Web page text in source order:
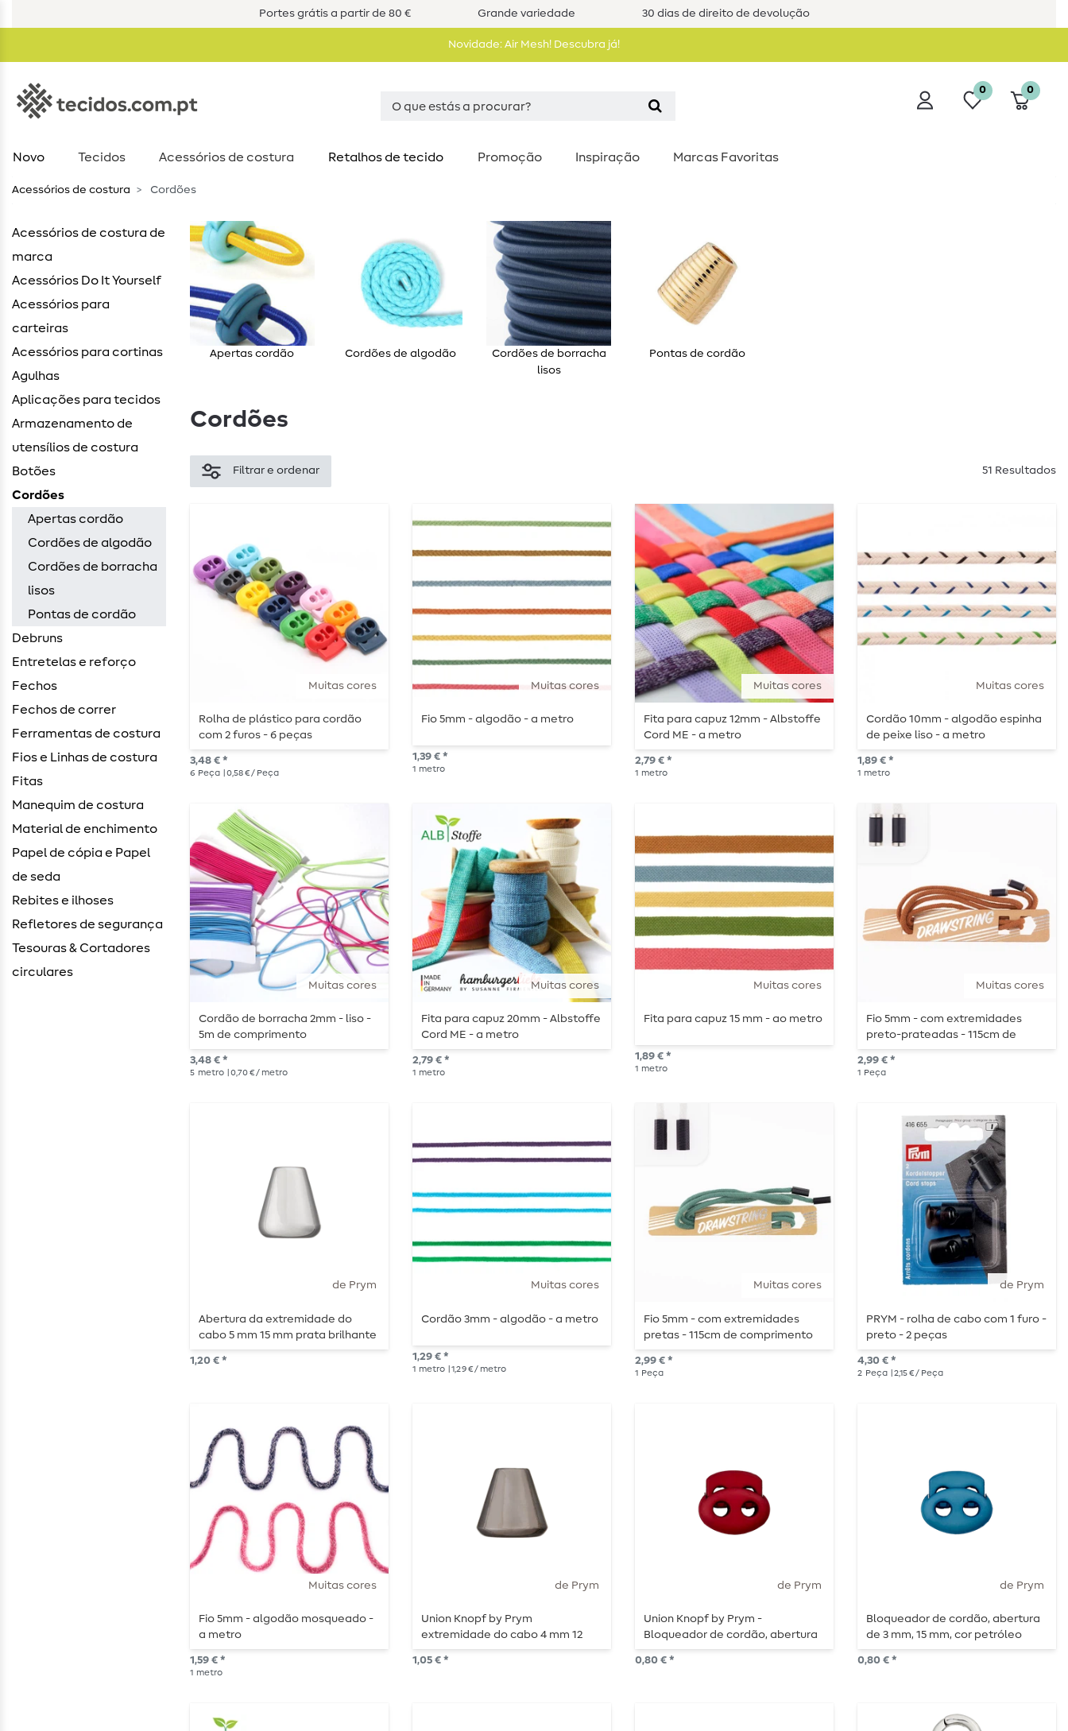
Portes grátis a partir de 80 € Grande variedade 30 dias de direito de devolução
Novidade: Air Mesh! Descubra já!
0 0
Novo Tecidos Acessórios de costura​ Retalhos de tecido Promoção Inspiração Marcas Favoritas
Acessórios de costura​ Cordões
Acessórios de costura de
marca
Acessórios Do It Yourself
Acessórios para
carteiras
Acessórios para cortinas
Agulhas
Aplicações para tecidos
Armazenamento de
utensílios de costura
Botões
Cordões
Apertas cordão
Cordões de algodão
Cordões de borracha
lisos
Pontas de cordão
Debruns
Entretelas e reforço
Fechos
Fechos de correr
Ferramentas de costura
Fios e Linhas de costura
Fitas
Manequim de costura
Material de enchimento
Papel de cópia e Papel
de seda
Rebites e ilhoses
Refletores de segurança
Tesouras & Cortadores
circulares
Apertas cordão Cordões de algodão
Cordões de borracha
lisos
Pontas de cordão
Cordões
Filtrar e ordenar 51 Resultados
Muitas cores
Rolha de plástico para cordão
com 2 furos - 6 peças
3,48 € *
6 Peça | 0,58 € / Peça
Muitas cores
Fio 5mm - algodão - a metro
1,39 € *
1 metro
Muitas cores
Fita para capuz 12mm - Albstoffe
Cord ME - a metro
2,79 € *
1 metro
Muitas cores
Cordão 10mm - algodão espinha
de peixe liso - a metro
1,89 € *
1 metro
Muitas cores
Cordão de borracha 2mm - liso -
5m de comprimento
3,48 € *
5 metro | 0,70 € / metro
Muitas cores
Fita para capuz 20mm - Albstoffe
Cord ME - a metro
2,79 € *
1 metro
Muitas cores
Fita para capuz 15 mm - ao metro
1,89 € *
1 metro
Muitas cores
Fio 5mm - com extremidades
preto-prateadas - 115cm de
comprimento
2,99 € *
1 Peça
de Prym
Abertura da extremidade do
cabo 5 mm 15 mm prata brilhante
1,20 € *
Muitas cores
Cordão 3mm - algodão - a metro
1,29 € *
1 metro | 1,29 € / metro
Muitas cores
Fio 5mm - com extremidades
pretas - 115cm de comprimento
2,99 € *
1 Peça
de Prym
PRYM - rolha de cabo com 1 furo -
preto - 2 peças
4,30 € *
2 Peça | 2,15 € / Peça
Muitas cores
Fio 5mm - algodão mosqueado -
a metro
1,59 € *
1 metro
de Prym
Union Knopf by Prym
extremidade do cabo 4 mm 12
mm aço brilhante
1,05 € *
de Prym
Union Knopf by Prym -
Bloqueador de cordão, abertura
de 3 mm, 15 mm, bordô claro
0,80 € *
de Prym
Bloqueador de cordão, abertura
de 3 mm, 15 mm, cor petróleo
0,80 € *